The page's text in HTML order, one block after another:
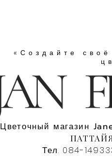
«Создайте
Цветочный магазин
Тел. 084-